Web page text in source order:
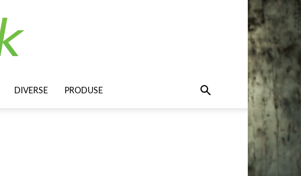
DIVERSE PRODUSE